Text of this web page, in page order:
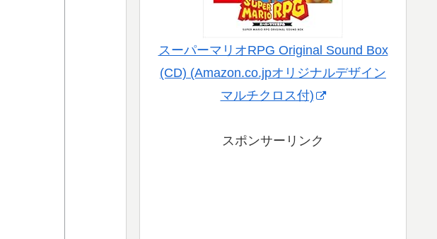
スーパーマリオRPG Original Sound Box
(CD) (Amazon.co.jpオリジナルデザイン
マルチクロス付)
スポンサーリンク